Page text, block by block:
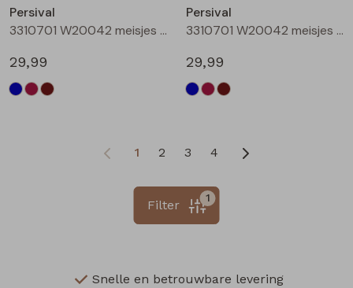
Persival
3310701 W20042 meisjes Jurk Bordeaux
29,99
Persival
3310701 W20042 meisjes Jurk Bruin donker
29,99
1 2 3 4
1
Filter
Snelle en betrouwbare levering